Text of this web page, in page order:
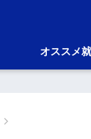
オススメ